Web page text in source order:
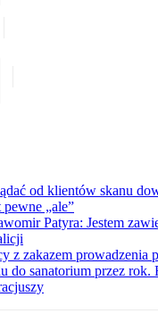
od klientów skanu
„ale”
Patyra: Jestem
z zakazem prowadzenia
do sanatorium przez rok.